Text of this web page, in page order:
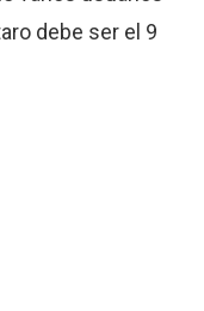
debe ser el 9